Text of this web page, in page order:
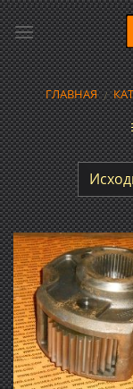
Skip
to
content
ГЛАВНАЯ /